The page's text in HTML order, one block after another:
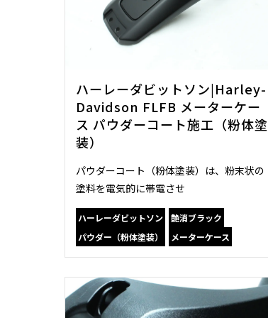
ハーレーダビットソン|Harley-
Davidson FLFB メーターケー
ス パウダーコート施工（粉体塗
装）
パウダーコート（粉体塗装）は、粉末状の
塗料を電気的に帯電させ
ハーレーダビットソン
艶消ブラック
パウダー（粉体塗装）
メーターケース